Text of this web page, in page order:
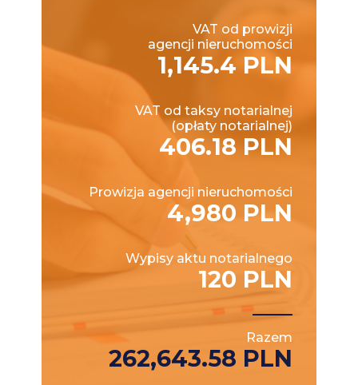
VAT od prowizji
agencji nieruchomości
1,145.4 PLN
VAT od taksy notarialnej
(opłaty notarialnej)
406.18 PLN
Prowizja agencji nieruchomości
4,980 PLN
Wypisy aktu notarialnego
120 PLN
Razem
262,643.58 PLN